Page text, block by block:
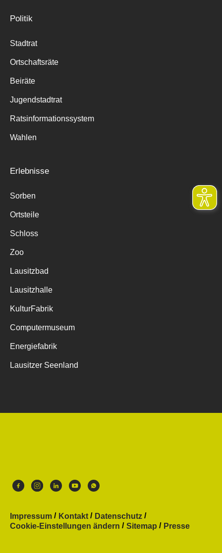
Politik
Stadtrat
Ortschaftsräte
Beiräte
Jugendstadtrat
Ratsinformationssystem
Wahlen
Erlebnisse
Sorben
Ortsteile
Schloss
Zoo
Lausitzbad
Lausitzhalle
KulturFabrik
Computermuseum
Energiefabrik
Lausitzer Seenland
Impressum Kontakt
Datenschutz
Cookie-Einstellungen ändern
Sitemap Presse